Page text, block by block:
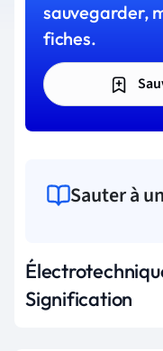
sauvegarder,
fiches.
Sauter à
Signification